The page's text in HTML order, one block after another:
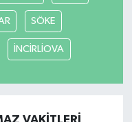
SÖKE
İNCİRLİOVA